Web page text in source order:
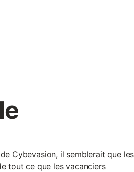
Cybevasion, il semblerait que les
tout ce que les vacanciers